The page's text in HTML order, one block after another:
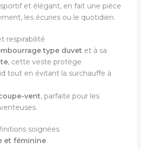
et élégant, en fait une pièce
les écuries ou le quotidien.
respirabilité
type duvet et à sa
, cette veste protège
tout en évitant la surchauffe à
vent, parfaite pour les
soignées
et féminine